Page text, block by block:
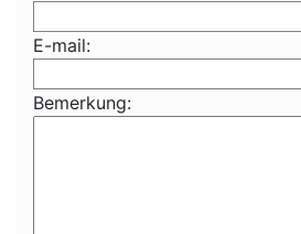
E-mail:
Bemerkung: